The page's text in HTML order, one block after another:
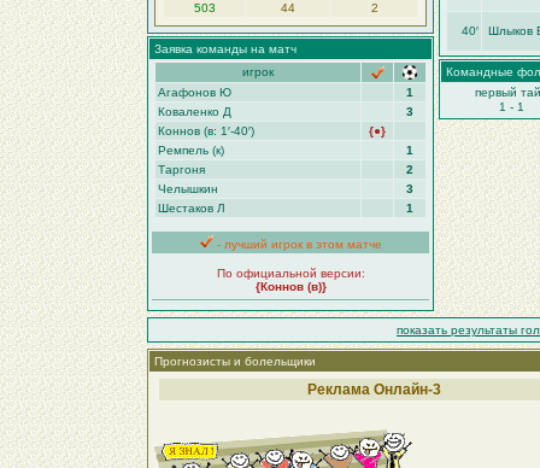
503 44 2
Заявка команды на матч
игрок
Агафонов Ю
1
Коваленко Д
3
Коннов (в: 1′-40′)
{●}
Ремпель (к)
1
Таргоня
2
Челышкин
3
Шестаков Л
1
- лучший игрок в этом матче
По официальной версии:
{Коннов (в)}
40′ Шлыков
Командные
первый
1 - 1
показать результаты
Прогнозисты и болельщики
Реклама Онлайн-3